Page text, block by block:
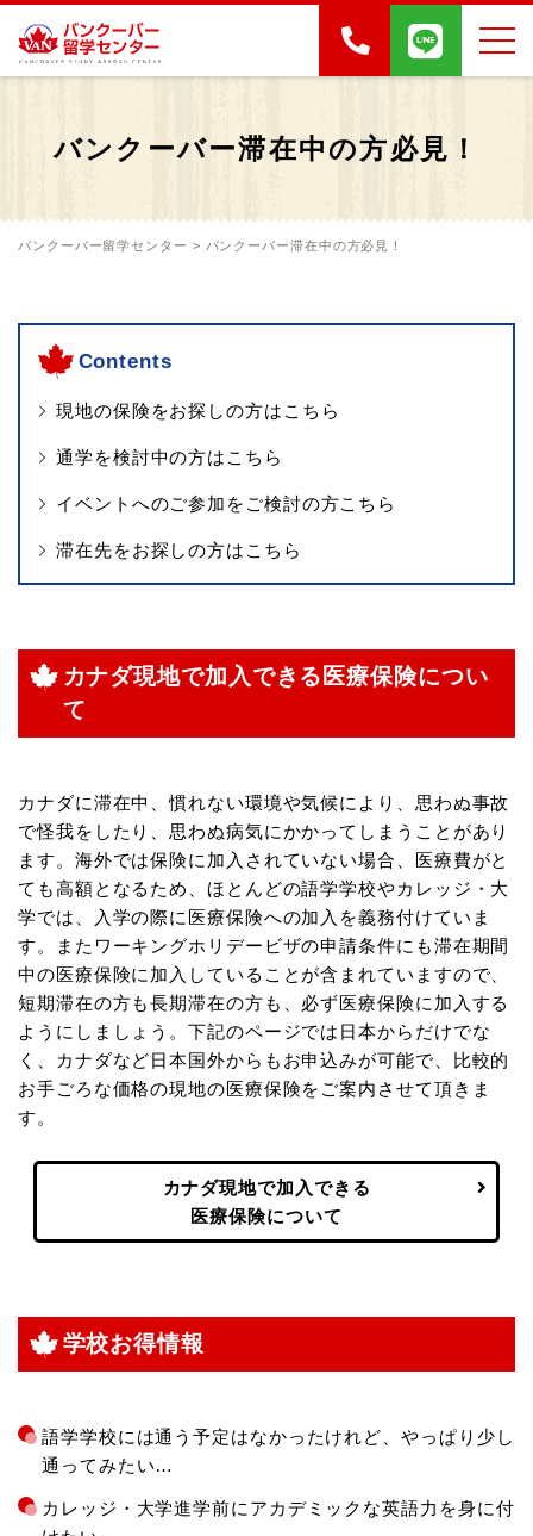
バンクーバー滞在中の方必見！
バンクーバー留学センター > バンクーバー滞在中の方必見！
Contents
現地の保険をお探しの方はこちら
通学を検討中の方はこちら
イベントへのご参加をご検討の方こちら
滞在先をお探しの方はこちら
カナダ現地で加入できる医療保険につい
て
カナダに滞在中、慣れない環境や気候により、思わぬ事故
で怪我をしたり、思わぬ病気にかかってしまうことがあり
ます。海外では保険に加入されていない場合、医療費がと
ても高額となるため、ほとんどの語学学校やカレッジ・大
学では、入学の際に医療保険への加入を義務付けていま
す。またワーキングホリデービザの申請条件にも滞在期間
中の医療保険に加入していることが含まれていますので、
短期滞在の方も長期滞在の方も、必ず医療保険に加入する
ようにしましょう。下記のページでは日本からだけでな
く、カナダなど日本国外からもお申込みが可能で、比較的
お手ごろな価格の現地の医療保険をご案内させて頂きま
す。
カナダ現地で加入できる
医療保険について
学校お得情報
語学学校には通う予定はなかったけれど、やっぱり少し
通ってみたい…
カレッジ・大学進学前にアカデミックな英語力を身に付